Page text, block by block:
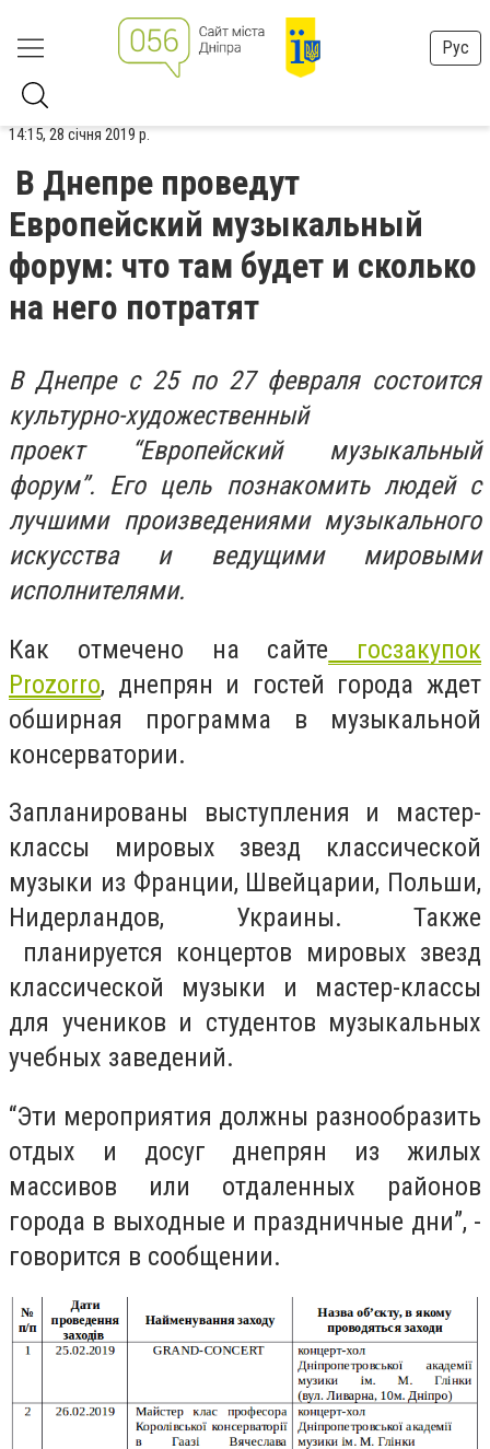
Рус
14:15, 28 січня 2019 р.
В Днепре проведут
Европейский музыкальный
форум: что там будет и сколько
на него потратят
В Днепре с 25 по 27 февраля состоится
культурно-художественный
проект “Европейский музыкальный
форум”. Его цель познакомить людей с
лучшими произведениями музыкального
искусства и ведущими мировыми
исполнителями.
Как отмечено на сайте госзакупок
Рrozorro, днепрян и гостей города ждет
обширная программа в музыкальной
консерватории.
Запланированы выступления и мастер-
классы мировых звезд классической
музыки из Франции, Швейцарии, Польши,
Нидерландов, Украины. Также
планируется концертов мировых звезд
классической музыки и мастер-классы
для учеников и студентов музыкальных
учебных заведений.
“Эти мероприятия должны разнообразить
отдых и досуг днепрян из жилых
массивов или отдаленных районов
города в выходные и праздничные дни”, -
говорится в сообщении.